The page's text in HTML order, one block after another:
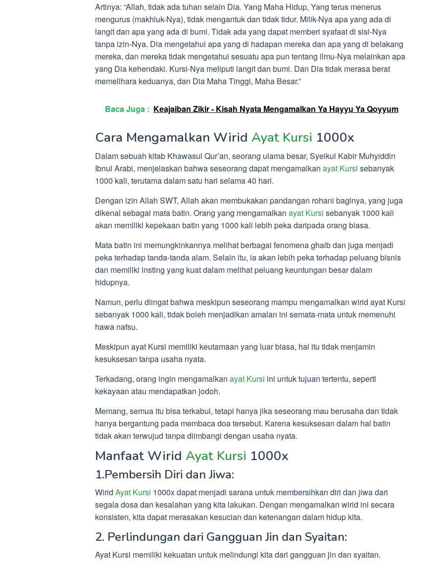
Artinya: “Allah, tidak ada tuhan selain Dia. Yang Maha Hidup, Yang terus menerus
mengurus (makhluk-Nya), tidak mengantuk dan tidak tidur. Milik-Nya apa yang ada di
langit dan apa yang ada di bumi. Tidak ada yang dapat memberi syafaat di sisi-Nya
tanpa izin-Nya. Dia mengetahui apa yang di hadapan mereka dan apa yang di belakang
mereka, dan mereka tidak mengetahui sesuatu apa pun tentang ilmu-Nya melainkan apa
yang Dia kehendaki. Kursi-Nya meliputi langit dan bumi. Dan Dia tidak merasa berat
memelihara keduanya, dan Dia Maha Tinggi, Maha Besar.”
Baca Juga : Keajaiban Zikir - Kisah Nyata Mengamalkan Ya Hayyu Ya Qoyyum
Cara Mengamalkan Wirid Ayat Kursi 1000x
Dalam sebuah kitab Khawasul Qur’an, seorang ulama besar, Syeikul Kabir Muhyiddin
Ibnul Arabi, menjelaskan bahwa seseorang dapat mengamalkan ayat Kursi sebanyak
1000 kali, terutama dalam satu hari selama 40 hari.
Dengan izin Allah SWT, Allah akan membukakan pandangan rohani baginya, yang juga
dikenal sebagai mata batin. Orang yang mengamalkan ayat Kursi sebanyak 1000 kali
akan memiliki kepekaan batin yang 1000 kali lebih peka daripada orang biasa.
Mata batin ini memungkinkannya melihat berbagai fenomena ghaib dan juga menjadi
peka terhadap tanda-tanda alam. Selain itu, ia akan lebih peka terhadap peluang bisnis
dan memiliki insting yang kuat dalam melihat peluang keuntungan besar dalam
hidupnya.
Namun, perlu diingat bahwa meskipun seseorang mampu mengamalkan wirid ayat Kursi
sebanyak 1000 kali, tidak boleh menjadikan amalan ini semata-mata untuk memenuhi
hawa nafsu.
Meskipun ayat Kursi memiliki keutamaan yang luar biasa, hal itu tidak menjamin
kesuksesan tanpa usaha nyata.
Terkadang, orang ingin mengamalkan ayat Kursi ini untuk tujuan tertentu, seperti
kekayaan atau mendapatkan jodoh.
Memang, semua itu bisa terkabul, tetapi hanya jika seseorang mau berusaha dan tidak
hanya bergantung pada membaca doa tersebut. Karena kesuksesan dalam hal batin
tidak akan terwujud tanpa diimbangi dengan usaha nyata.
Manfaat Wirid Ayat Kursi 1000x
1.Pembersih Diri dan Jiwa:
Wirid Ayat Kursi 1000x dapat menjadi sarana untuk membersihkan diri dan jiwa dari
segala dosa dan kesalahan yang kita lakukan. Dengan mengamalkan wirid ini secara
konsisten, kita dapat merasakan kesucian dan ketenangan dalam hidup kita.
2. Perlindungan dari Gangguan Jin dan Syaitan:
Ayat Kursi memiliki kekuatan untuk melindungi kita dari gangguan jin dan syaitan.